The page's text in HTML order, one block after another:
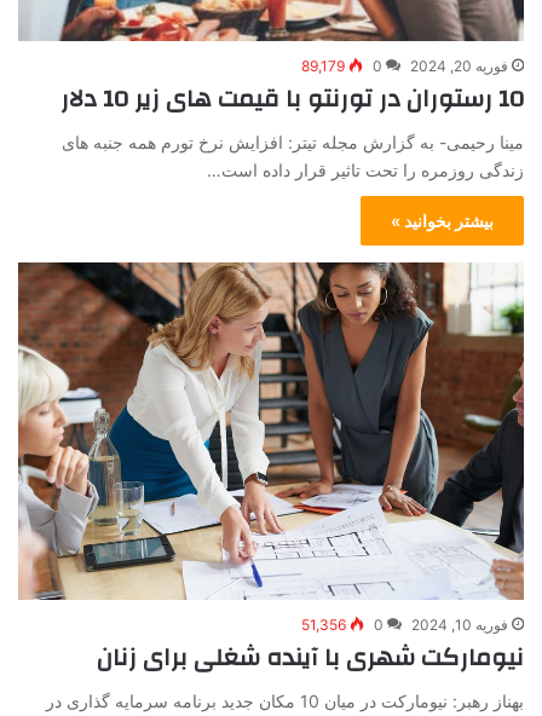
فوریه 20, 2024 0
89,179
10 رستوران در تورنتو با قیمت های زیر 10 دلار
مینا رحیمی- به گزارش مجله تیتر: افزایش نرخ تورم همه جنبه های
زندگی روزمره را تحت تاثیر قرار داده است…
بیشتر بخوانید »
فوریه 10, 2024 0
51,356
نیومارکت شهری با آینده شغلی برای زنان
بهناز رهبر: نیومارکت در میان 10 مکان جدید برنامه سرمایه گذاری در